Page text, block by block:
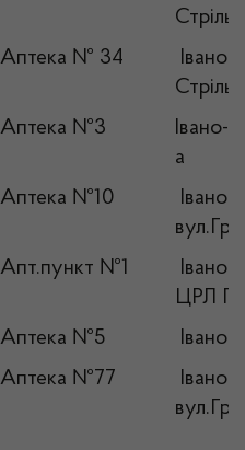
Аптека № 34
Івано-
Аптека №3
Івано-
а
Аптека №10
Івано-
Апт.пункт №1
Івано-
ЦРЛ
Аптека №5
Івано-
Аптека №77
Івано-